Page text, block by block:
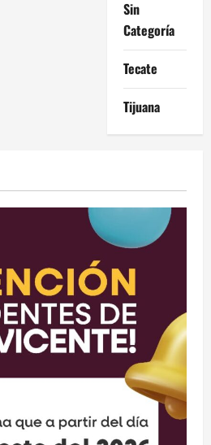
Sin
Categoría
Tecate
Tijuana